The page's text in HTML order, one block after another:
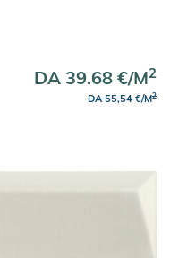
DA 39.68 €/M2
DA 55,54 €/M2